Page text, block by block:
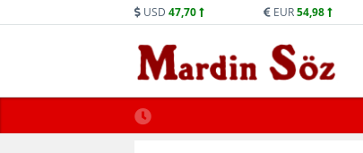
USD 47,70 EUR54,98
Trafiğe Kapatılacak